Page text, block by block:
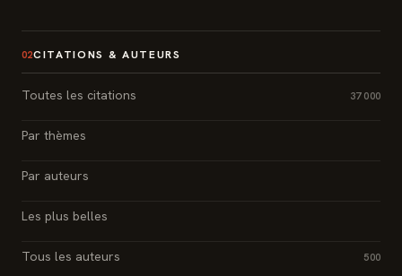
02CITATIONS & AUTEURS
Toutes les citations 37 000
Par thèmes
Par auteurs
Les plus belles
Tous les auteurs 500